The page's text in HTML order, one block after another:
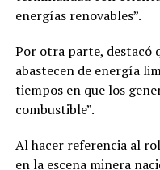
energías renovables”.
Por otra parte, destacó
abastecen de energía
tiempos en que los
combustible”.
Al hacer referencia al
en la escena minera